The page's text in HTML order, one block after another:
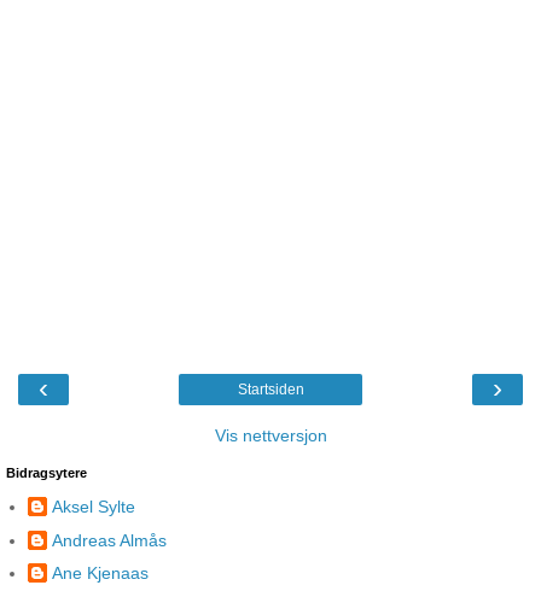
‹ ›
Startsiden
Vis nettversjon
Bidragsytere
Aksel Sylte
Andreas Almås
Ane Kjenaas